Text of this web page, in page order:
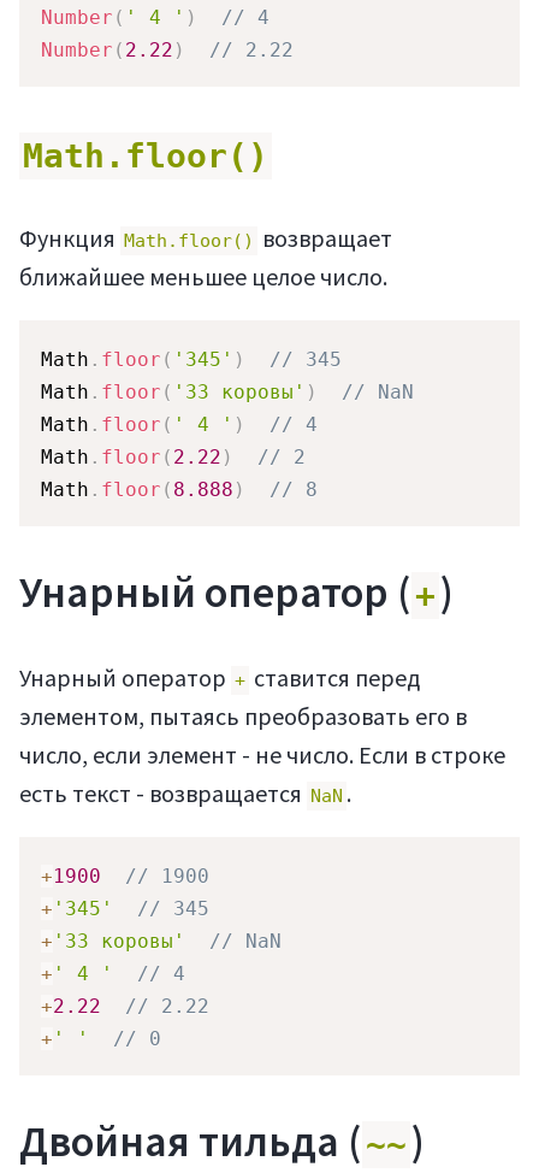
Мануалы
Number ( ' 4 ' )
// 4
Number ( 2.22 ) // 2.22
Math.floor()
Функция Math.floor()
возвращает
ближайшее меньшее целое число.
Math . floor ( '345' )
// 345
Math . floor ( '33 коровы' )
// NaN
Math . floor ( ' 4 ' )
// 4
Math . floor ( 2.22 )
// 2
Math . floor ( 8.888 ) // 8
Унарный оператор (+)
Унарный оператор + ставится перед
элементом, пытаясь преобразовать его в
число, если элемент - не число. Если в строке
есть текст - возвращается NaN .
+1900
// 1900
+ '345'
// 345
+ '33 коровы'
// NaN
+ ' 4 '
// 4
+2.22
// 2.22
+ ' ' // 0
Двойная тильда (~~)